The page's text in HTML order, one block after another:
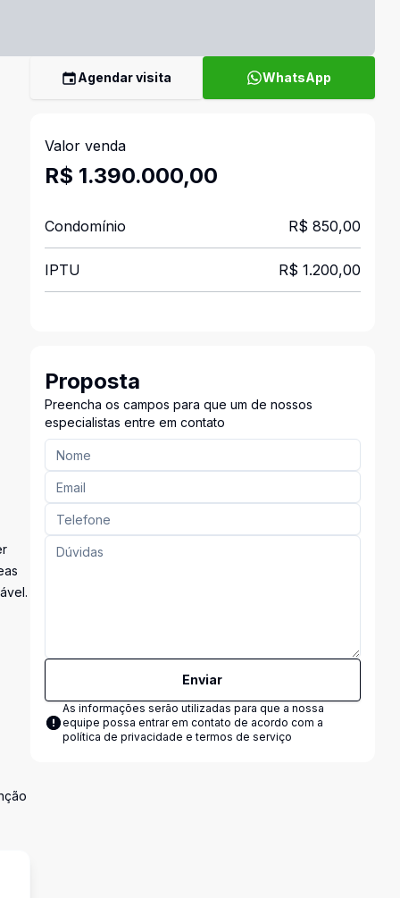
Agendar visita WhatsApp
Valor venda
R$ 1.390.000,00
Condomínio R$ 850,00
IPTU R$ 1.200,00
Proposta
Preencha os campos para que um de nossos
especialistas entre em contato
Enviar
As informações serão utilizadas para que a nossa
equipe possa entrar em contato de acordo com a
política de privacidade e termos de serviço